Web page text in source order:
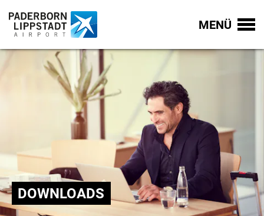
MENÜ
DOWNLOADS